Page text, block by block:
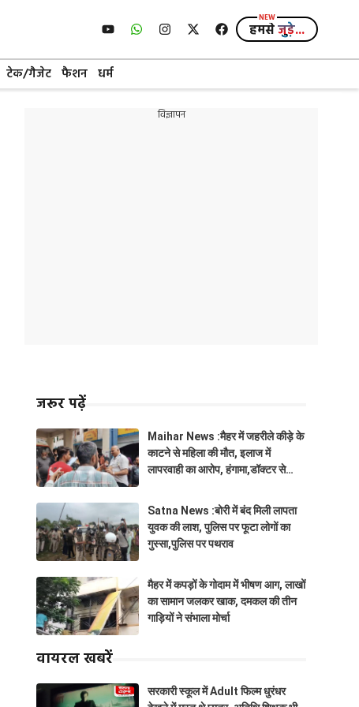
हमसेजुड़े...
टेक/गैजेट फैशन धर्म
विज्ञापन
जरूर पढ़ें
Maihar News :मैहर में जहरीले कीड़े के
काटने से महिला की मौत, इलाज में
लापरवाही का आरोप, हंगामा,डॉक्टर से
Satna News :बोरी में बंद मिली लापता
युवक की लाश, पुलिस पर फूटा लोगों का
गुस्सा,पुलिस पर पथराव
मैहर में कपड़ों के गोदाम में भीषण आग, लाखों
का सामान जलकर खाक, दमकल की तीन
गाड़ियों ने संभाला मोर्चा
वायरल खबरें
सरकारी स्कूल में Adult फिल्म धुरंधर